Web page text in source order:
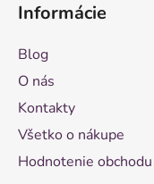
Informácie
Blog
O nás
Kontakty
Všetko o nákupe
Hodnotenie obchodu